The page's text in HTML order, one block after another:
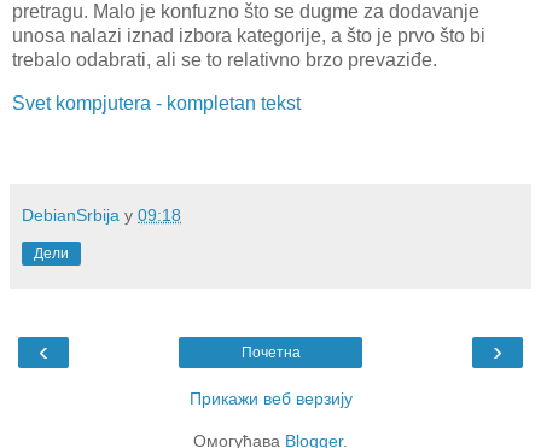
pretragu. Malo je konfuzno što se dugme za dodavanje
unosa nalazi iznad izbora kategorije, a što je prvo što bi
trebalo odabrati, ali se to relativno brzo prevaziđe.
Svet kompjutera - kompletan tekst
DebianSrbija у 09:18
Дели
‹ ›
Почетна
Прикажи веб верзију
Омогућава Blogger.